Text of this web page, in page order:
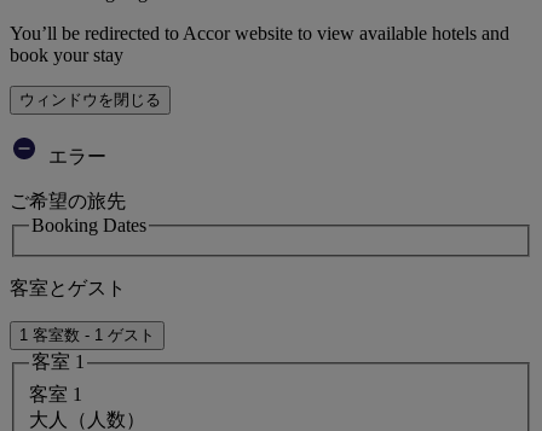
You’ll be redirected to Accor website to view available hotels and
book your stay
ウィンドウを閉じる
エラー
ご希望の旅先
Booking Dates
客室とゲスト
1 客室数 - 1 ゲスト
客室 1
客室 1
大人（人数）